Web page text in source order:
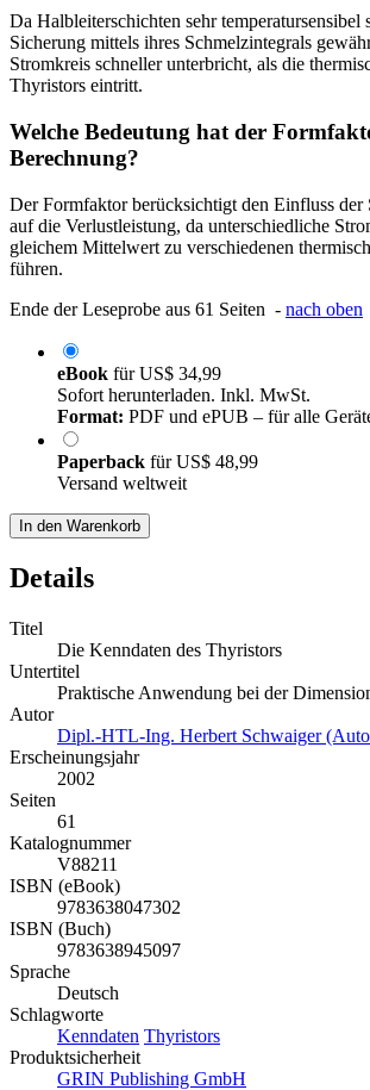
Da Halbleiterschichten sehr temperatursensibel
Sicherung mittels ihres Schmelzintegrals
Stromkreis schneller unterbricht, als die
Thyristors eintritt.
Welche Bedeutung hat der
Berechnung?
Der Formfaktor berücksichtigt den Einfluss
auf die Verlustleistung, da unterschiedliche
gleichem Mittelwert zu verschiedenen
führen.
Ende der Leseprobe aus 61 Seiten - nach oben
eBook fürUS$ 34,99
Sofort herunterladen. Inkl. MwSt.
Format: PDF und ePUB – für alle
Paperback fürUS$ 48,99
Versand weltweit
In den Warenkorb
Details
Titel
Die Kenndaten des Thyristors
Untertitel
Praktische Anwendung bei der
Autor
Dipl.-HTL-Ing. Herbert Schwaiger
Erscheinungsjahr
2002
Seiten
61
Katalognummer
V88211
ISBN (eBook)
9783638047302
ISBN (Buch)
9783638945097
Sprache
Deutsch
Schlagworte
Kenndaten Thyristors
Produktsicherheit
GRIN Publishing GmbH